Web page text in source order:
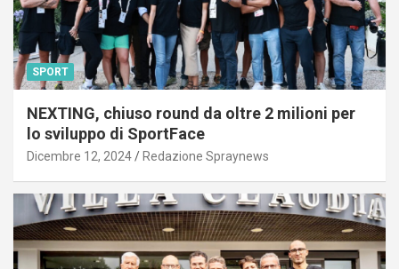
SPORT
NEXTING, chiuso round da oltre 2 milioni per
lo sviluppo di SportFace
Dicembre 12, 2024 Redazione Spraynews